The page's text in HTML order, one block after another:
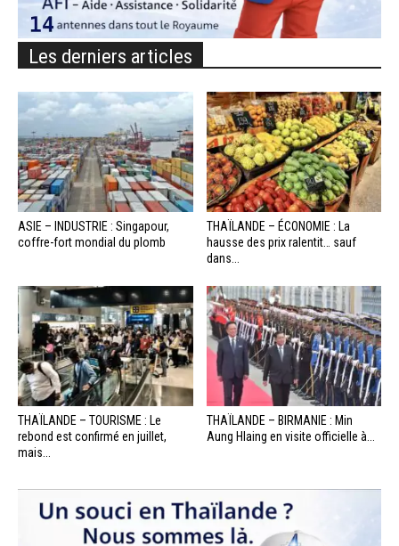
Les derniers articles
ASIE – INDUSTRIE : Singapour,
coffre-fort mondial du plomb
THAÏLANDE – ÉCONOMIE : La
hausse des prix ralentit… sauf
dans...
THAÏLANDE – TOURISME : Le
rebond est confirmé en juillet,
mais...
THAÏLANDE – BIRMANIE : Min
Aung Hlaing en visite officielle à...